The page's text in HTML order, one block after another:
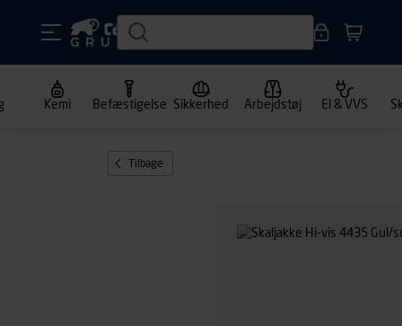
Kemi Befæstigelse Sikkerhed Arbejdstøj El & VVS
Tilbage